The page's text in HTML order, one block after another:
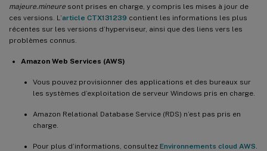
majeure.mineure sont prises en charge, y compris les mises à jour de
ces versions. L’article CTX131239 contient les informations les plus
récentes sur les versions d’hyperviseur, ainsi que des liens vers les
problèmes connus.
Amazon Web Services (AWS)
Vous pouvez provisionner des applications et des bureaux sur
les systèmes d’exploitation de serveur Windows pris en charge.
Amazon Relational Database Service (RDS) n’est pas pris en
charge.
Pour plus d’informations, consultez Environnements cloud AWS